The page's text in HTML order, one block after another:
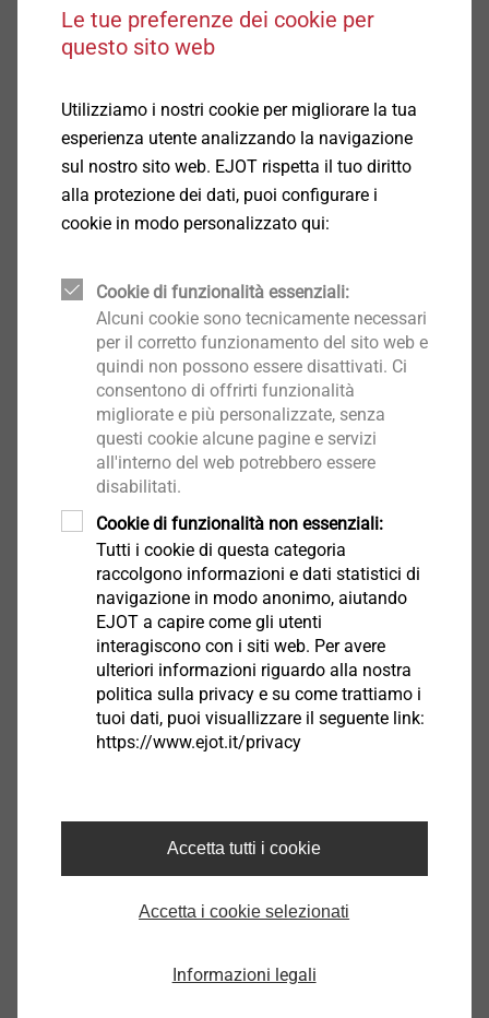
Seleziona prodotto
EJOT Microviti
Seleziona prodotto
CELL PT®
Seleziona prodotto
EJOT TSSD®
Alberino flessibile
Le tue preferenze dei cookie per
questo sito web
Utilizziamo i nostri cookie per migliorare la tua
esperienza utente analizzando la navigazione
sul nostro sito web. EJOT rispetta il tuo diritto
alla protezione dei dati, puoi configurare i
cookie in modo personalizzato qui:
Cookie di funzionalità essenziali:
Alcuni cookie sono tecnicamente necessari
per il corretto funzionamento del sito web e
quindi non possono essere disattivati. Ci
consentono di offrirti funzionalità
migliorate e più personalizzate, senza
questi cookie alcune pagine e servizi
all'interno del web potrebbero essere
disabilitati.
Cookie di funzionalità non essenziali:
Tutti i cookie di questa categoria
raccolgono informazioni e dati statistici di
navigazione in modo anonimo, aiutando
EJOT a capire come gli utenti
interagiscono con i siti web. Per avere
ulteriori informazioni riguardo alla nostra
politica sulla privacy e su come trattiamo i
tuoi dati, puoi visuallizzare il seguente link:
https://www.ejot.it/privacy
Accetta tutti i cookie
Accetta i cookie selezionati
Informazioni legali